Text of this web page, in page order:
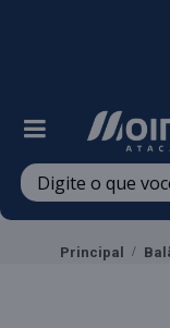
Principal